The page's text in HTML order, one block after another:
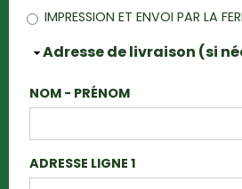
IMPRESSION ET ENVOI PAR LA
Masquer
Adresse de livraison (si
NOM - PRÉNOM
ADRESSE LIGNE 1